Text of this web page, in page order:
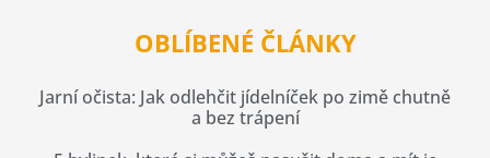
OBLÍBENÉ ČLÁNKY
Jarní očista: Jak odlehčit jídelníček po zimě chutně
a bez trápení